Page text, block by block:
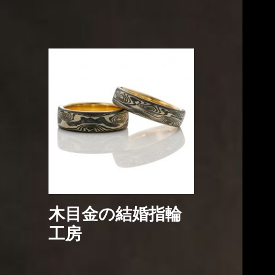
木目金の結婚指輪
工房